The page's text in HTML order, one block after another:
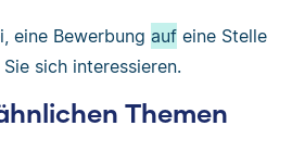
eine Bewerbung auf eine Stelle
sich interessieren.
Themen